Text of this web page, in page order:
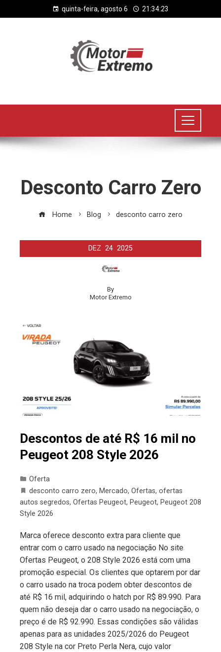
quinta-feira, agosto 6 21:34:23
Desconto Carro Zero
Home Blog desconto carro zero
DEZ 24 2025
By
Motor Extremo
Descontos de até R$ 16 mil no
Peugeot 208 Style 2026
Oferta
desconto carro zero, Mercado, Ofertas, ofertas
autos segredos, Ofertas Peugeot, Peugeot, Peugeot 208
Style 2026
Marca oferece desconto extra para cliente que
entrar com o carro usado na negociação No site
Ofertas Peugeot, o 208 Style 2026 está com uma
promoção especial. Os clientes que optarem por dar
o carro usado na troca podem obter descontos de
até R$ 16 mil, adquirindo o hatch por R$ 89.990. Para
quem não deseja dar o carro usado na negociação, o
preço é de R$ 92.990. Essas condições são válidas
apenas para as unidades 2025/2026 do Peugeot
208 Style na cor Preto Perla Nera, cujo valor